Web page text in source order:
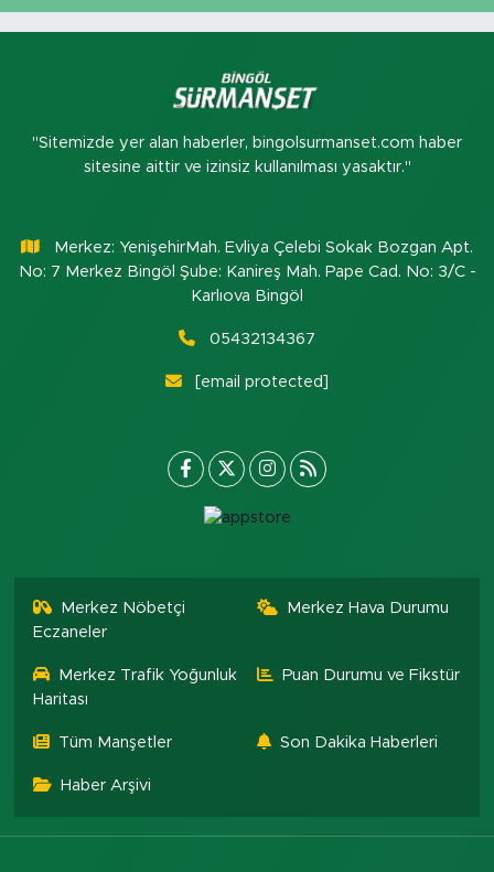
"Sitemizde yer alan haberler, bingolsurmanset.com haber
sitesine aittir ve izinsiz kullanılması yasaktır."
Merkez: YenişehirMah. Evliya Çelebi Sokak Bozgan Apt.
No: 7 Merkez Bingöl Şube: Kanireş Mah. Pape Cad. No: 3/C -
Karlıova Bingöl
05432134367
[email protected]
Merkez Nöbetçi
Eczaneler
Merkez Hava Durumu
Merkez Trafik Yoğunluk
Haritası
Puan Durumu ve Fikstür
Tüm Manşetler Son Dakika Haberleri
Haber Arşivi